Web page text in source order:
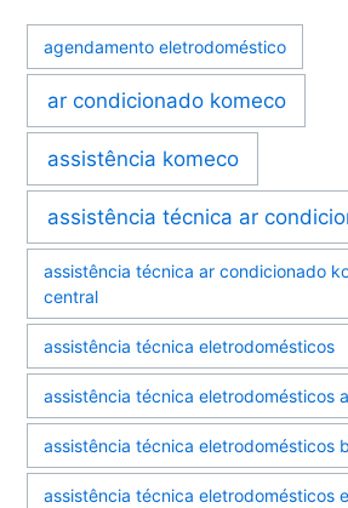
agendamento eletrodoméstico
ar condicionado komeco
assistência komeco
assistência técnica ar
assistência técnica ar condicionado
central
assistência técnica eletrodomésticos
assistência técnica eletrodomésticos
assistência técnica eletrodomésticos
assistência técnica eletrodomésticos